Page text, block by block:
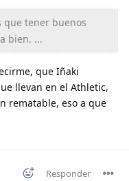
que tener buenos
bien. ...
que Iñaki
llevan en el Athletic,
rematable, eso a que
Responder